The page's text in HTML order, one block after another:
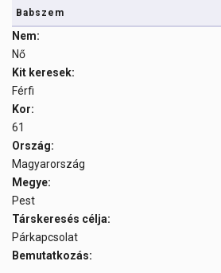
Babszem
Nem:
Nő
Kit keresek:
Férfi
Kor:
61
Ország:
Magyarország
Megye:
Pest
Társkeresés célja:
Párkapcsolat
Bemutatkozás: